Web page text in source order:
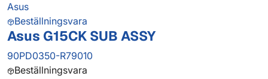
Asus
Beställningsvara
Asus G15CK SUB ASSY
90PD0350-R79010
Beställningsvara